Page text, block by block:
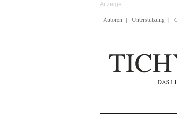
Autoren Unterstützung